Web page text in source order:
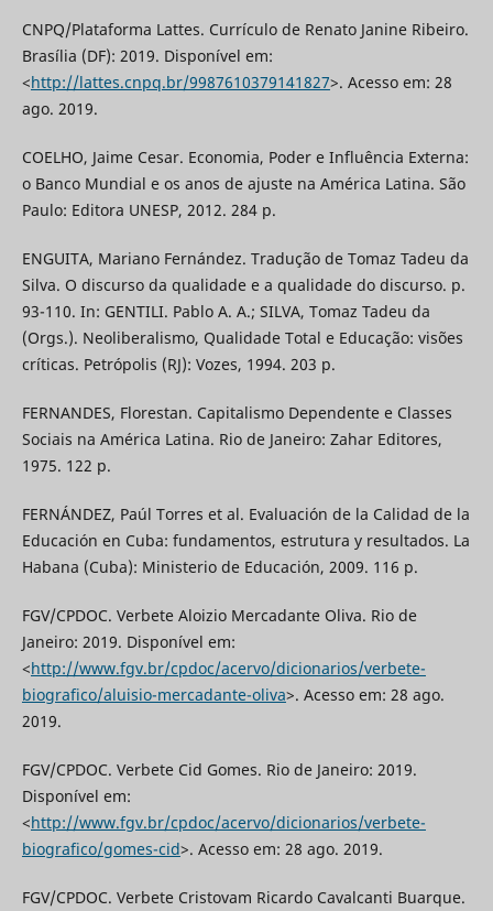
CNPQ/Plataforma Lattes. Currículo de Renato Janine Ribeiro.
Brasília (DF): 2019. Disponível em:
<http://lattes.cnpq.br/9987610379141827>. Acesso em: 28
ago. 2019.
COELHO, Jaime Cesar. Economia, Poder e Influência Externa:
o Banco Mundial e os anos de ajuste na América Latina. São
Paulo: Editora UNESP, 2012. 284 p.
ENGUITA, Mariano Fernández. Tradução de Tomaz Tadeu da
Silva. O discurso da qualidade e a qualidade do discurso. p.
93-110. In: GENTILI. Pablo A. A.; SILVA, Tomaz Tadeu da
(Orgs.). Neoliberalismo, Qualidade Total e Educação: visões
críticas. Petrópolis (RJ): Vozes, 1994. 203 p.
FERNANDES, Florestan. Capitalismo Dependente e Classes
Sociais na América Latina. Rio de Janeiro: Zahar Editores,
1975. 122 p.
FERNÁNDEZ, Paúl Torres et al. Evaluación de la Calidad de la
Educación en Cuba: fundamentos, estrutura y resultados. La
Habana (Cuba): Ministerio de Educación, 2009. 116 p.
FGV/CPDOC. Verbete Aloizio Mercadante Oliva. Rio de
Janeiro: 2019. Disponível em:
<http://www.fgv.br/cpdoc/acervo/dicionarios/verbete-
biografico/aluisio-mercadante-oliva>. Acesso em: 28 ago.
2019.
FGV/CPDOC. Verbete Cid Gomes. Rio de Janeiro: 2019.
Disponível em:
<http://www.fgv.br/cpdoc/acervo/dicionarios/verbete-
biografico/gomes-cid>. Acesso em: 28 ago. 2019.
FGV/CPDOC. Verbete Cristovam Ricardo Cavalcanti Buarque.